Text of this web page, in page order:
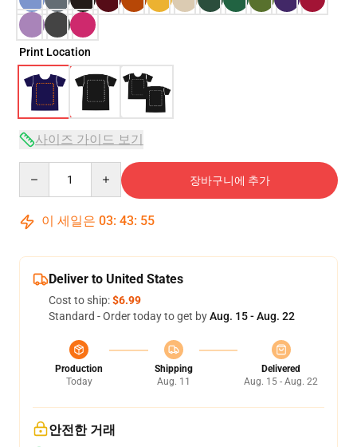
Print Location
사이즈 가이드 보기
장바구니에 추가
이 세일은 03: 43: 54
Deliver to United States
Cost to ship:$6.99
Standard - Order today to get byAug. 15 - Aug. 22
Production
Today
Shipping
Aug. 11
Delivered
Aug. 15 - Aug. 22
안전한 거래